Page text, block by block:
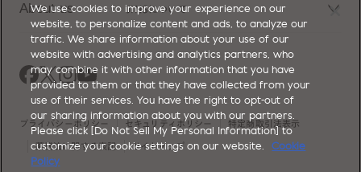
レンズ交換
オンラインギフト
価格案内
About us JINSについて
Magnify Life
会社概要
採用情報
法人のお客様
出店について
プライバシーポリシー セキュリティポリシー 特定商取引法表示
薬機法に関する表記 サイトマップ
We use cookies to improve your experience on our
website, to personalize content and ads, to analyze our
traffic. We share information about your use of our
website with advertising and analytics partners, who
may combine it with other information that you have
provided to them or that they have collected from your
use of their services. You have the right to opt-out of
our sharing information about you with our partners.
Please click [Do Not Sell My Personal Information] to
customize your cookie settings on our website.
Cookie
Policy